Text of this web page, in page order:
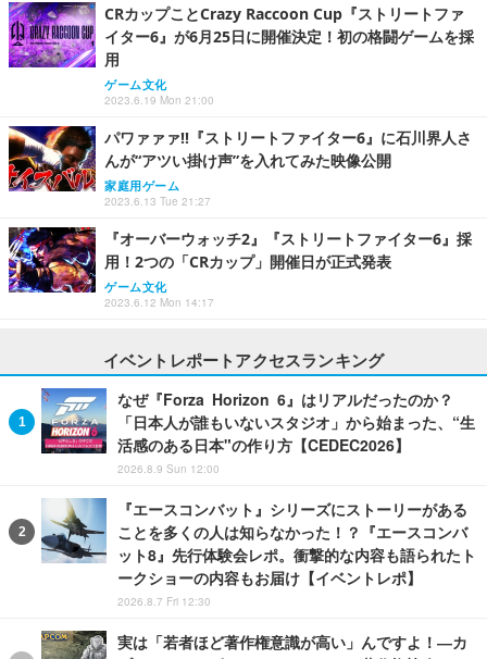
CRカップことCrazy Raccoon Cup『ストリートファ
イター6』が6月25日に開催決定！初の格闘ゲームを採
用
ゲーム文化
2023.6.19 Mon 21:00
パワァァァ!!『ストリートファイター6』に石川界人さ
んが“アツい掛け声”を入れてみた映像公開
家庭用ゲーム
2023.6.13 Tue 21:27
『オーバーウォッチ2』『ストリートファイター6』採
用！2つの「CRカップ」開催日が正式発表
ゲーム文化
2023.6.12 Mon 14:17
イベントレポートアクセスランキング
なぜ『Forza Horizon 6』はリアルだったのか？
「日本人が誰もいないスタジオ」から始まった、“生
活感のある日本"の作り方【CEDEC2026】
2026.8.9 Sun 12:00
『エースコンバット』シリーズにストーリーがある
ことを多くの人は知らなかった！？『エースコンバ
ット8』先行体験会レポ。衝撃的な内容も語られたト
ークショーの内容もお届け【イベントレポ】
2026.8.7 Fri 12:30
実は「若者ほど著作権意識が高い」んですよ！―カ